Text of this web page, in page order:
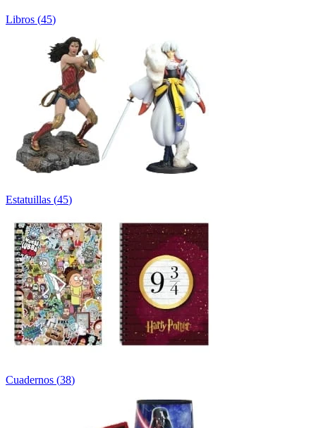
Libros (45)
Estatuillas (45)
Cuadernos (38)